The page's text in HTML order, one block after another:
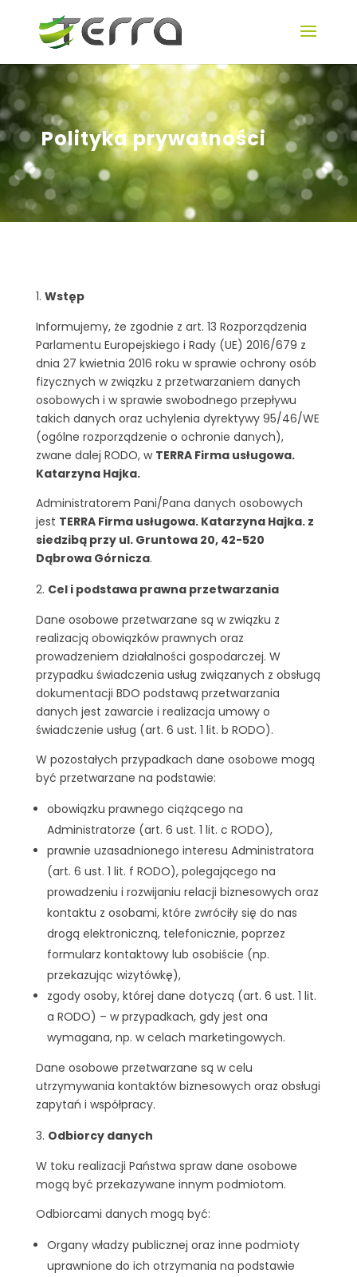
Polityka prywatności
Wstęp
Informujemy, że zgodnie z art. 13 Rozporządzenia
Parlamentu Europejskiego i Rady (UE) 2016/679 z
dnia 27 kwietnia 2016 roku w sprawie ochrony osób
fizycznych w związku z przetwarzaniem danych
osobowych i w sprawie swobodnego przepływu
takich danych oraz uchylenia dyrektywy 95/46/WE
(ogólne rozporządzenie o ochronie danych),
zwane dalej RODO, w TERRA Firma usługowa.
Katarzyna Hajka.
Administratorem Pani/Pana danych osobowych
jest TERRA Firma usługowa. Katarzyna Hajka. z
siedzibą przy ul. Gruntowa 20, 42-520
Dąbrowa Górnicza.
Cel i podstawa prawna przetwarzania
Dane osobowe przetwarzane są w związku z
realizacją obowiązków prawnych oraz
prowadzeniem działalności gospodarczej. W
przypadku świadczenia usług związanych z obsługą
dokumentacji BDO podstawą przetwarzania
danych jest zawarcie i realizacja umowy o
świadczenie usług (art. 6 ust. 1 lit. b RODO).
W pozostałych przypadkach dane osobowe mogą
być przetwarzane na podstawie:
obowiązku prawnego ciążącego na
Administratorze (art. 6 ust. 1 lit. c RODO),
prawnie uzasadnionego interesu Administratora
(art. 6 ust. 1 lit. f RODO), polegającego na
prowadzeniu i rozwijaniu relacji biznesowych oraz
kontaktu z osobami, które zwróciły się do nas
drogą elektroniczną, telefonicznie, poprzez
formularz kontaktowy lub osobiście (np.
przekazując wizytówkę),
zgody osoby, której dane dotyczą (art. 6 ust. 1 lit.
a RODO) – w przypadkach, gdy jest ona
wymagana, np. w celach marketingowych.
Dane osobowe przetwarzane są w celu
utrzymywania kontaktów biznesowych oraz obsługi
zapytań i współpracy.
Odbiorcy danych
W toku realizacji Państwa spraw dane osobowe
mogą być przekazywane innym podmiotom.
Odbiorcami danych mogą być:
Organy władzy publicznej oraz inne podmioty
uprawnione do ich otrzymania na podstawie